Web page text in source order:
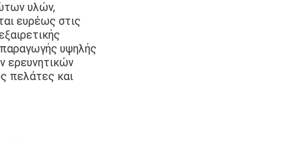
υλών,
ευρέως στις
υψηλής
ερευνητικών
πελάτες και